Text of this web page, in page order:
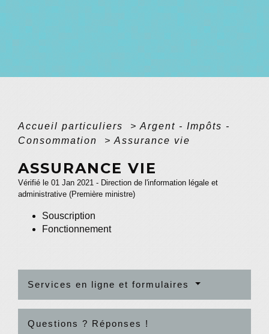
Accueil particuliers > Argent - Impôts -
Consommation
> Assurance vie
ASSURANCE VIE
Vérifié le 01 Jan 2021 - Direction de l'information légale et
administrative (Première ministre)
Souscription
Fonctionnement
Services en ligne et formulaires
Questions ? Réponses !